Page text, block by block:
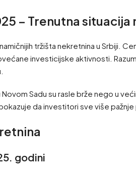
– Trenutna situacija
tržišta nekretnina u Srbiji.
investicijske aktivnosti.
Sadu su rasle brže nego u
da investitori sve više
godini